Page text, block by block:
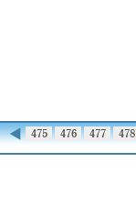
◀
474 475 476 477 478